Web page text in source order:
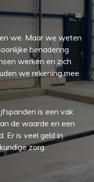
we. Maar we weten
benadering
werken en zich
we rekening mee.
is een vak
de waarde en een
Er is veel geld in
zorg.